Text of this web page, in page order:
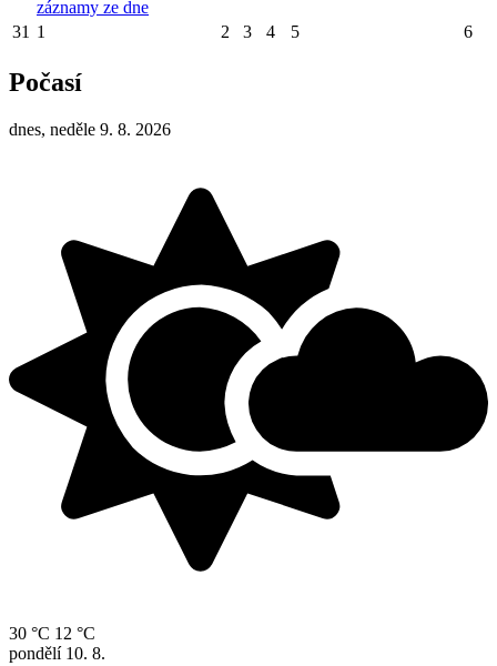
záznamy ze dne
31 1 2 3 4 5 6
Počasí
dnes, neděle 9. 8. 2026
30 °C 12 °C
pondělí 10. 8.